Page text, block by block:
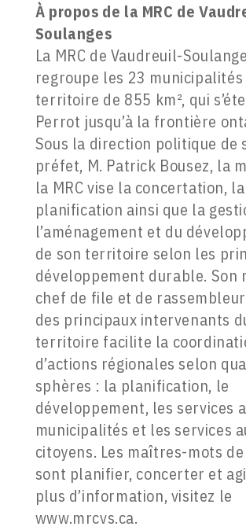
À propos de la MRC de
Soulanges
La MRC de Vaudreuil-
regroupe les 23 municipalités
territoire de 855 km², qui
Perrot jusqu’à la frontière
Sous la direction politique de
préfet, M. Patrick Bousez, la
la MRC vise la concertation, la
planification ainsi que la
l’aménagement et du
de son territoire selon les
développement durable. Son
chef de file et de
des principaux intervenants
territoire facilite la
d’actions régionales selon
sphères : la planification, le
développement, les services
municipalités et les services
citoyens. Les maîtres-mots de
sont planifier, concerter et
plus d’information, visitez le
www.mrcvs.ca.